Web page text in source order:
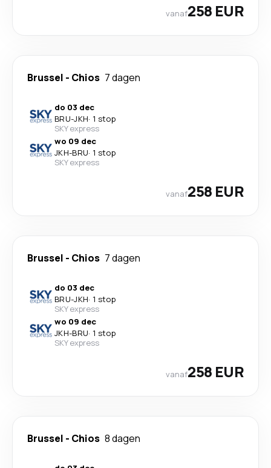
vanaf258 EUR
Brussel - Chios 7 dagen
do 03 dec
BRU-JKH· 1 stop
SKY express
wo 09 dec
JKH-BRU· 1 stop
SKY express
vanaf258 EUR
Brussel - Chios 7 dagen
do 03 dec
BRU-JKH· 1 stop
SKY express
wo 09 dec
JKH-BRU· 1 stop
SKY express
vanaf258 EUR
Brussel - Chios 8 dagen